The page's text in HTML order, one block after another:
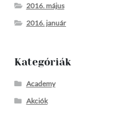
2016. május
2016. január
Kategóriák
Academy
Akciók